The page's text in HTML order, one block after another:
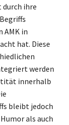
ihre
AMK in
hat. Diese
werden
innerhalb
bleibt jedoch
als auch